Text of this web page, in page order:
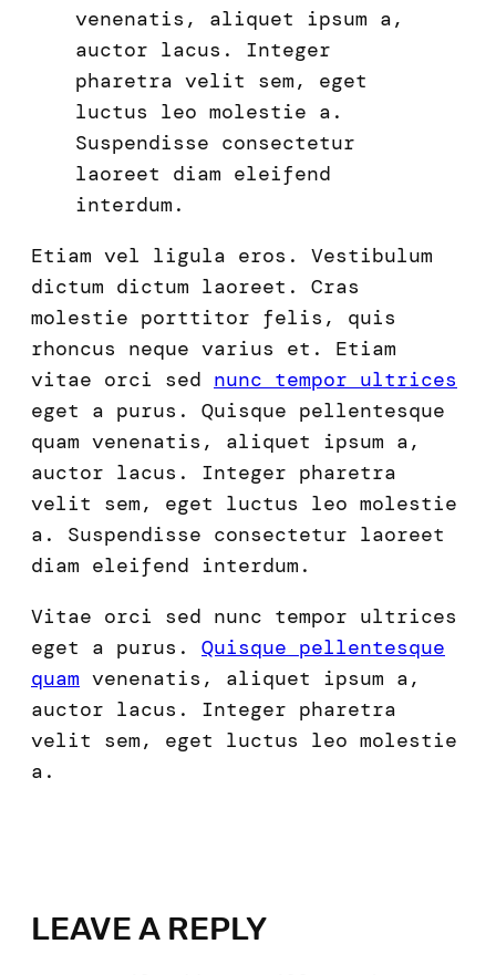
venenatis, aliquet ipsum a,
auctor lacus. Integer
pharetra velit sem, eget
luctus leo molestie a.
Suspendisse consectetur
laoreet diam eleifend
interdum.
Etiam vel ligula eros. Vestibulum
dictum dictum laoreet. Cras
molestie porttitor felis, quis
rhoncus neque varius et. Etiam
vitae orci sed nunc tempor ultrices
eget a purus. Quisque pellentesque
quam venenatis, aliquet ipsum a,
auctor lacus. Integer pharetra
velit sem, eget luctus leo molestie
a. Suspendisse consectetur laoreet
diam eleifend interdum.
Vitae orci sed nunc tempor ultrices
eget a purus. Quisque pellentesque
quam venenatis, aliquet ipsum a,
auctor lacus. Integer pharetra
velit sem, eget luctus leo molestie
a.
LEAVE A REPLY